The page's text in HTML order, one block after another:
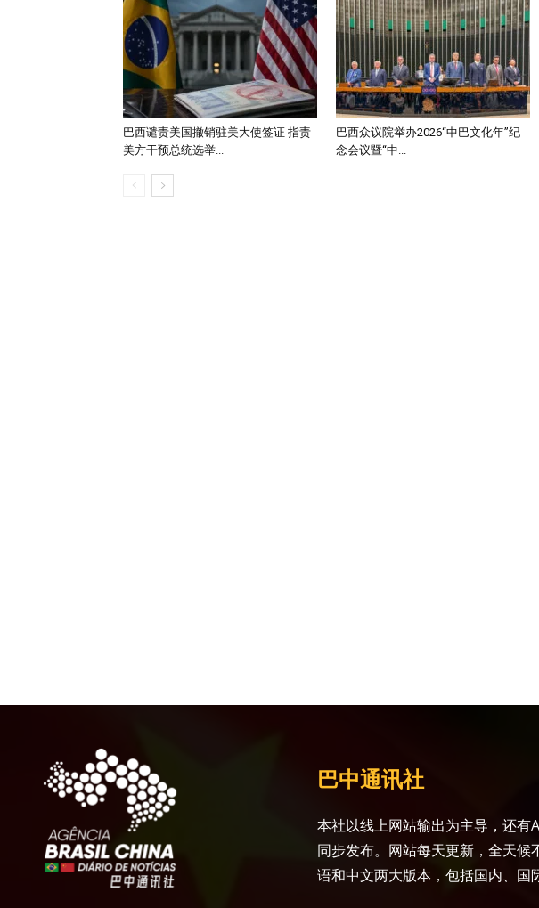
巴西谴责美国撤销驻美大使签证 指责
美方干预总统选举...
巴西众议院举办2026“中巴文化年”纪
念会议暨“中...
巴中通讯社
本社以线上网站输出为主导，还有
同步发布。网站每天更新，全天
语和中文两大版本，包括国内、国